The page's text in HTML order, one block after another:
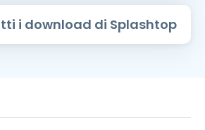
i download di Splashtop